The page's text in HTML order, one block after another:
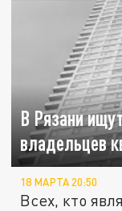
В Рязани
владельцев
18 МАРТА 20:50
Всех, кто